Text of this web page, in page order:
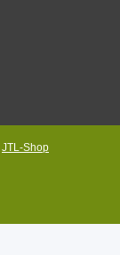
JTL-Shop